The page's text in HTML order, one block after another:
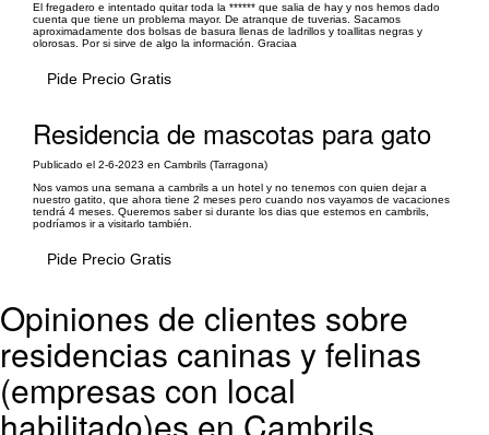
El fregadero e intentado quitar toda la ****** que salia de hay y nos hemos dado
cuenta que tiene un problema mayor. De atranque de tuverias. Sacamos
aproximadamente dos bolsas de basura llenas de ladrillos y toallitas negras y
olorosas. Por si sirve de algo la información. Graciaa
Pide Precio Gratis
Residencia de mascotas para gato
Publicado el 2-6-2023 en Cambrils (Tarragona)
Nos vamos una semana a cambrils a un hotel y no tenemos con quien dejar a
nuestro gatito, que ahora tiene 2 meses pero cuando nos vayamos de vacaciones
tendrá 4 meses. Queremos saber si durante los dias que estemos en cambrils,
podríamos ir a visitarlo también.
Pide Precio Gratis
Opiniones de clientes sobre
residencias caninas y felinas
(empresas con local